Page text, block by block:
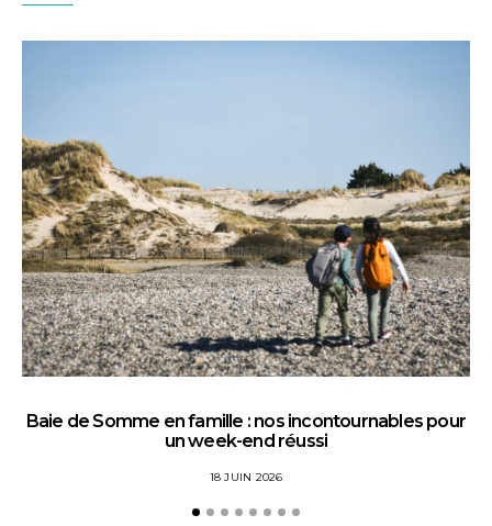
Baie de Somme en famille : nos incontournables pour
un week-end réussi
18 JUIN 2026